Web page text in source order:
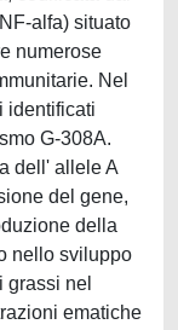
alfa) situato
numerose
Nel
identificati
G-308A.
dell' allele A
del gene,
della
nello sviluppo
grassi nel
ematiche